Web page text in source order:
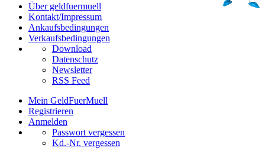
Über geldfuermuell
Kontakt/Impressum
Ankaufsbedingungen
Verkaufsbedingungen
Download
Datenschutz
Newsletter
RSS Feed
Mein GeldFuerMuell
Registrieren
Anmelden
Passwort vergessen
Kd.-Nr. vergessen